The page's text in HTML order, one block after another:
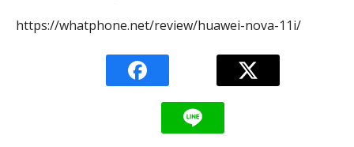
https://whatphone.net/review/huawei-nova-11i/